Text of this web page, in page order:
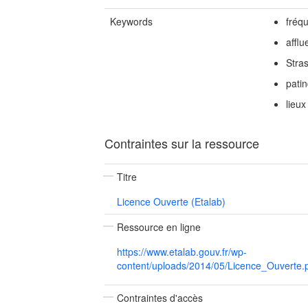
Keywords
lieux
Contraintes sur la ressource
Titre
Licence Ouverte (Etalab)
Ressource en ligne
https://www.etalab.gouv.fr/wp-
content/uploads/2014/05/
Contraintes d'accès